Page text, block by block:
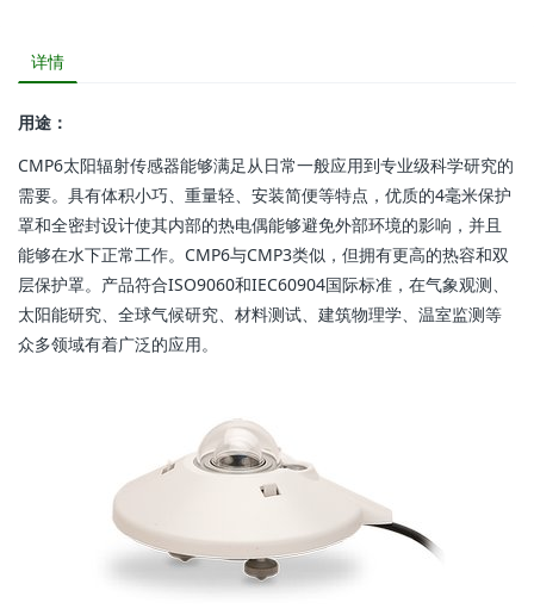
详情
用途：
CMP6太阳辐射传感器能够满足从日常一般应用到专业级科学研究的
需要。具有体积小巧、重量轻、安装简便等特点，优质的4毫米保护
罩和全密封设计使其内部的热电偶能够避免外部环境的影响，并且
能够在水下正常工作。CMP6与CMP3类似，但拥有更高的热容和双
层保护罩。产品符合ISO9060和IEC60904国际标准，在气象观测、
太阳能研究、全球气候研究、材料测试、建筑物理学、温室监测等
众多领域有着广泛的应用。